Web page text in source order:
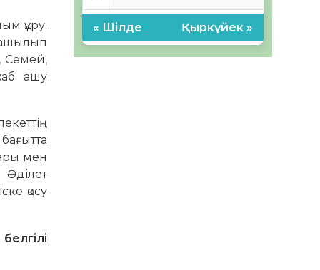
құру.
Семей,
ашу
мен
қосу
« Шілде Қыркүйек »